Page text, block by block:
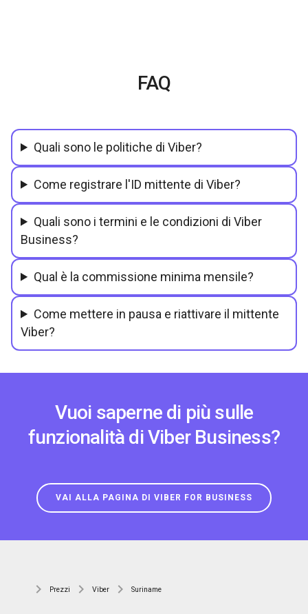
FAQ
Quali sono le politiche di Viber?
Come registrare l'ID mittente di Viber?
Quali sono i termini e le condizioni di Viber
Business?
Qual è la commissione minima mensile?
Come mettere in pausa e riattivare il mittente
Viber?
Vuoi saperne di più sulle
funzionalità di Viber Business?
VAI ALLA PAGINA DI VIBER FOR BUSINESS
Prezzi Viber Suriname